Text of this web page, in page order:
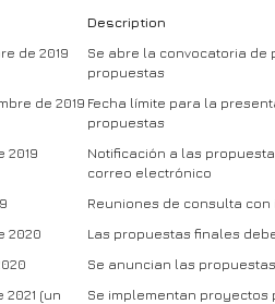
Description
de 2019
Se abre la convocatoria
propuestas
de 2019 Fecha límite para la
propuestas
2019
Notificación a las
correo electrónico
Reuniones de consulta
2020
Las propuestas finales
Se anuncian las
(un
Se implementan proyectos